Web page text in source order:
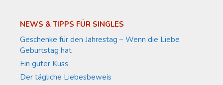
NEWS & TIPPS FÜR SINGLES
Geschenke für den Jahrestag – Wenn die Liebe
Geburtstag hat
Ein guter Kuss
Der tägliche Liebesbeweis